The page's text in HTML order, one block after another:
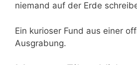
niemand auf der Erde
Ein kurioser Fund aus einer
Ausgrabung.